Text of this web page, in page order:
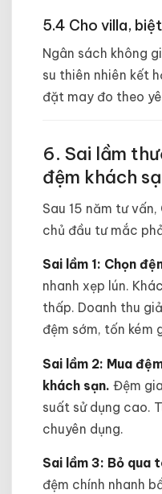
5.4 Cho villa,
Ngân sách không
su thiên nhiên kết
đặt may đo theo
6. Sai lầm
đệm khách
Sau 15 năm tư
chủ đầu tư mắc
Sai lầm 1: Chọn
nhanh xẹp lún.
thấp. Doanh thu
đệm sớm, tốn kém
Sai lầm 2: Mua
khách sạn. Đệm
suất sử dụng cao.
chuyên dụng.
Sai lầm 3: Bỏ qua
đệm chính nhanh